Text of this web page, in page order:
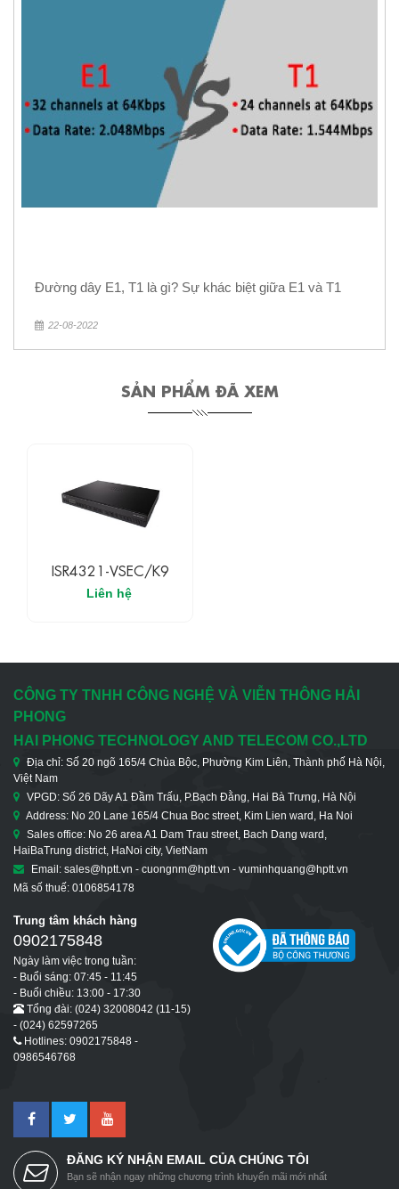
Đường dây E1, T1 là gì? Sự khác biệt giữa E1 và T1
22-08-2022
SẢN PHẨM ĐÃ XEM
ISR4321-VSEC/K9
Liên hệ
CÔNG TY TNHH CÔNG NGHỆ VÀ VIỄN THÔNG HẢI
PHONG
HAI PHONG TECHNOLOGY AND TELECOM CO.,LTD
Địa chỉ: Số 20 ngõ 165/4 Chùa Bộc, Phường Kim Liên, Thành phố Hà Nội,
Việt Nam
VPGD: Số 26 Dãy A1 Đầm Trấu, P.Bạch Đằng, Hai Bà Trưng, Hà Nội
Address: No 20 Lane 165/4 Chua Boc street, Kim Lien ward, Ha Noi
Sales office: No 26 area A1 Dam Trau street, Bach Dang ward,
HaiBaTrung district, HaNoi city, VietNam
Email: sales@hptt.vn - cuongnm@hptt.vn - vuminhquang@hptt.vn
Mã số thuế: 0106854178
Trung tâm khách hàng
0902175848
Ngày làm việc trong tuần:
- Buổi sáng: 07:45 - 11:45
- Buổi chiều: 13:00 - 17:30
Tổng đài: (024) 32008042 (11-15)
- (024) 62597265
Hotlines: 0902175848 -
0986546768
ĐĂNG KÝ NHẬN EMAIL CỦA CHÚNG TÔI
Bạn sẽ nhận ngay những chương trình khuyến mãi mới nhất